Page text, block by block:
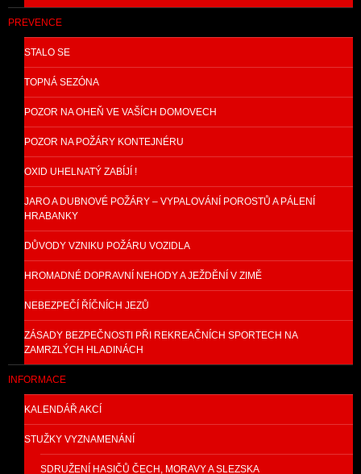
PREVENCE
STALO SE
TOPNÁ SEZÓNA
POZOR NA OHEŇ VE VAŠÍCH DOMOVECH
POZOR NA POŽÁRY KONTEJNÉRU
OXID UHELNATÝ ZABÍJÍ !
JARO A DUBNOVÉ POŽÁRY – VYPALOVÁNÍ POROSTŮ A PÁLENÍ
HRABANKY
DŮVODY VZNIKU POŽÁRU VOZIDLA
HROMADNÉ DOPRAVNÍ NEHODY A JEŽDĚNÍ V ZIMĚ
NEBEZPEČÍ ŘÍČNÍCH JEZŮ
ZÁSADY BEZPEČNOSTI PŘI REKREAČNÍCH SPORTECH NA
ZAMRZLÝCH HLADINÁCH
INFORMACE
KALENDÁŘ AKCÍ
STUŽKY VYZNAMENÁNÍ
SDRUŽENÍ HASIČŮ ČECH, MORAVY A SLEZSKA